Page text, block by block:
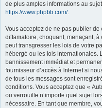
de plus amples informations au
https://www.phpbb.com/.
Vous acceptez de ne pas publier
diffamatoire, choquant, menaçant,
peut transgresser les lois de votre
hébergé ou les lois internationales.
bannissement immédiat et
fournisseur d’accès à Internet si
de tous les messages sont
conditions. Vous acceptez que «
ou verrouille n’importe quel sujet
nécessaire. En tant que membre,